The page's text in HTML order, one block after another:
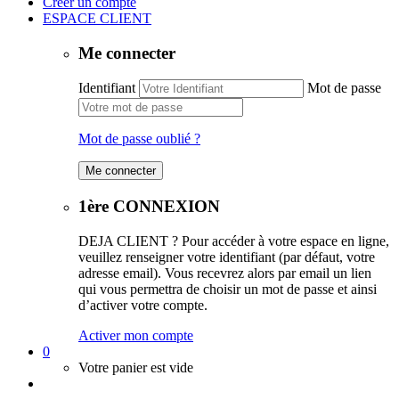
ESPACE CLIENT
Me connecter
Identifiant Mot de passe
Mot de passe oublié ?
1ère CONNEXION
DEJA CLIENT ? Pour accéder à votre espace en ligne,
veuillez renseigner votre identifiant (par défaut, votre
adresse email). Vous recevrez alors par email un lien
qui vous permettra de choisir un mot de passe et ainsi
d’activer votre compte.
Activer mon compte
0
Votre panier est vide